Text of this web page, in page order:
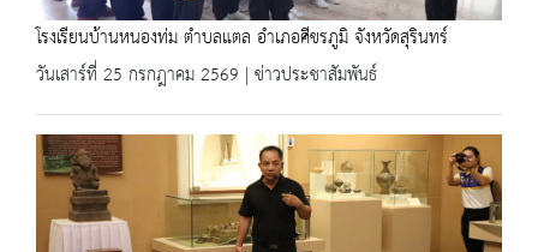
โรงเรียนบ้านหนองท่ม ตำบลแตล อำเภอศีขรภูมิ จังหวัดสุรินทร์
วันเสาร์ที่ 25 กรกฎาคม 2569 | ข่าวประชาสัมพันธ์